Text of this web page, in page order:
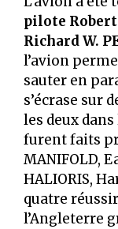
pilote Robert
Richard W.
l’avion
sauter en
s’écrase sur
les deux
furent faits
MANIFOLD,
HALIORIS,
quatre
l’Angleterre